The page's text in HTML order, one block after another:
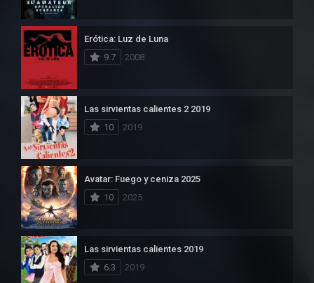
Erótica: Luz de Luna
9.7
2008
Las sirvientas calientes 2 2019
10
2019
Avatar: Fuego y ceniza 2025
10
2025
Las sirvientas calientes 2019
6.3
2019